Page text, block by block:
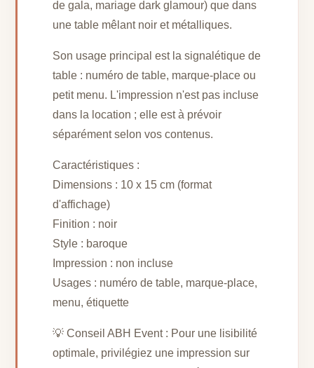
de gala, mariage dark glamour) que dans
une table mêlant noir et métalliques.
Son usage principal est la signalétique de
table : numéro de table, marque-place ou
petit menu. L'impression n'est pas incluse
dans la location ; elle est à prévoir
séparément selon vos contenus.
Caractéristiques :
Dimensions : 10 x 15 cm (format
d'affichage)
Finition : noir
Style : baroque
Impression : non incluse
Usages : numéro de table, marque-place,
menu, étiquette
💡 Conseil ABH Event : Pour une lisibilité
optimale, privilégiez une impression sur